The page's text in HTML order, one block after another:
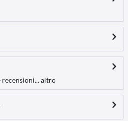
recensioni...altro